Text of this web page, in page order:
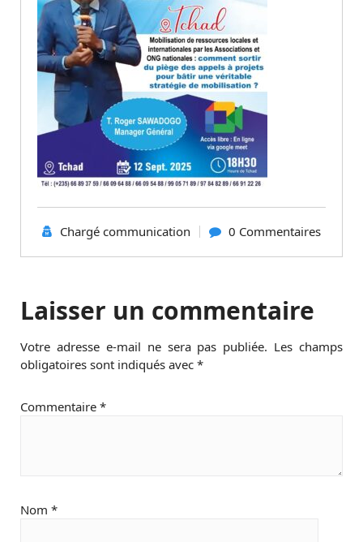
Chargé communication 0 Commentaires
Laisser un commentaire
Votre adresse e-mail ne sera pas publiée. Les champs
obligatoires sont indiqués avec *
Commentaire *
Nom *